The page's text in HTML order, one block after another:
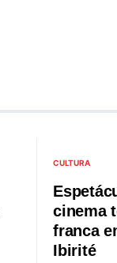
CULTURA
cinema
franca
Ibirité